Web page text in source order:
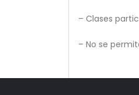
– Clases
– No se